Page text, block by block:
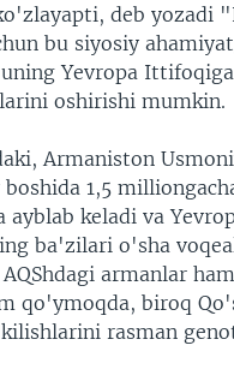
deb yozadi
bu siyosiy
Yevropa
oshirishi mumkin.
Armaniston
1,5
ayblab keladi va
ba'zilari o'sha
armanlar
qo'ymoqda, biroq
rasman